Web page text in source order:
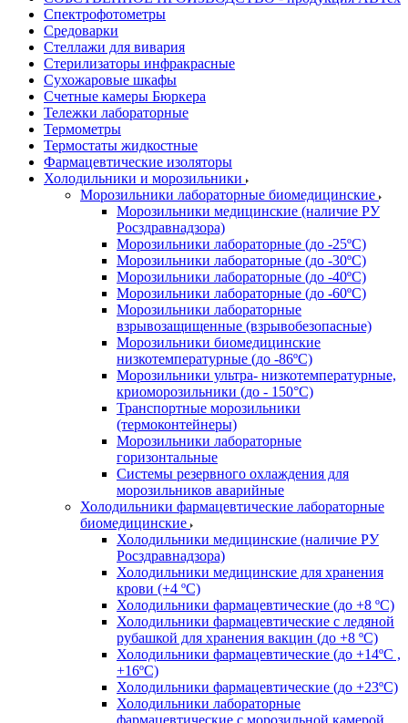
Спектрофотометры
Средоварки
Стеллажи для вивария
Стерилизаторы инфракрасные
Сухожаровые шкафы
Счетные камеры Бюркера
Тележки лабораторные
Термометры
Термостаты жидкостные
Фармацевтические изоляторы
Холодильники и морозильники
Морозильники лабораторные биомедицинские
Морозильники медицинские (наличие РУ
Росздравнадзора)
Морозильники лабораторные (до -25ºС)
Морозильники лабораторные (до -30ºС)
Морозильники лабораторные (до -40ºС)
Морозильники лабораторные (до -60ºС)
Морозильники лабораторные
взрывозащищенные (взрывобезопасные)
Морозильники биомедицинские
низкотемпературные (до -86ºС)
Морозильники ультра- низкотемпературные,
криоморозильники (до - 150°С)
Транспортные морозильники
(термоконтейнеры)
Морозильники лабораторные
горизонтальные
Системы резервного охлаждения для
морозильников аварийные
Холодильники фармацевтические лабораторные
биомедицинские
Холодильники медицинские (наличие РУ
Росздравнадзора)
Холодильники медицинские для хранения
крови (+4 ºС)
Холодильники фармацевтические (до +8 ºС)
Холодильники фармацевтические с ледяной
рубашкой для хранения вакцин (до +8 ºС)
Холодильники фармацевтические (до +14ºС ,
+16ºС)
Холодильники фармацевтические (до +23ºС)
Холодильники лабораторные
фармацевтические с морозильной камерой